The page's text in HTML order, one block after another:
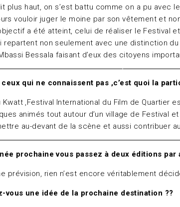
plus haut, on s’est battu comme on a pu
vouloir juger le moine par son vêtement et
a été atteint, celui de réaliser le Festival
repartent non seulement avec une distinction
Bessala faisant d’eux des citoyens
qui ne connaissent pas ,c’est quoi la
Kwatt ,Festival International du Film de
animés tout autour d’un village de
au-devant de la scène et aussi contribuer
prochaine vous passez à deux éditions
prévision, rien n’est encore véritablement
vous une idée de la prochaine destination ??